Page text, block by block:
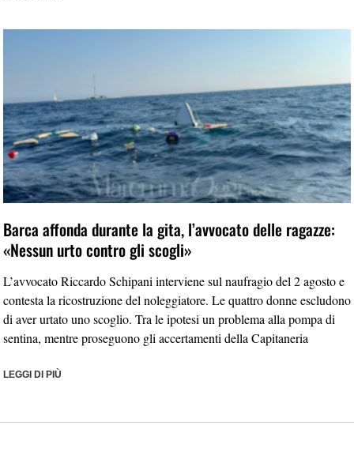
Barca affonda durante la gita, l’avvocato delle ragazze:
«Nessun urto contro gli scogli»
L’avvocato Riccardo Schipani interviene sul naufragio del 2 agosto e
contesta la ricostruzione del noleggiatore. Le quattro donne escludono
di aver urtato uno scoglio. Tra le ipotesi un problema alla pompa di
sentina, mentre proseguono gli accertamenti della Capitaneria
LEGGI DI PIÙ